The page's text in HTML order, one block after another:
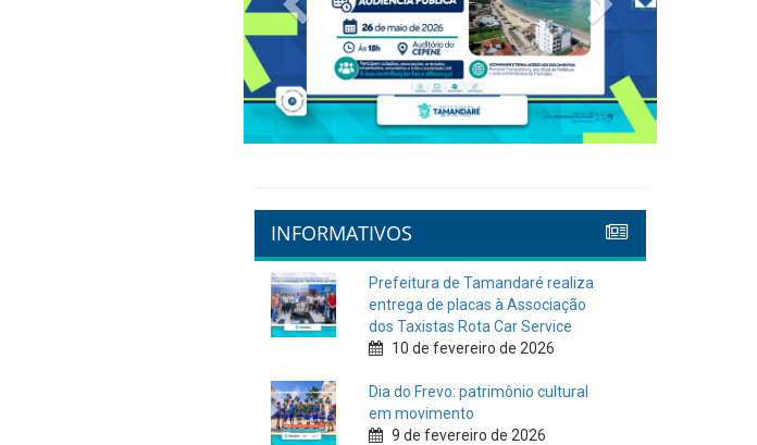
INFORMATIVOS
Prefeitura de Tamandaré realiza
entrega de placas à Associação
dos Taxistas Rota Car Service
10 de fevereiro de 2026
Dia do Frevo: patrimônio cultural
em movimento
9 de fevereiro de 2026